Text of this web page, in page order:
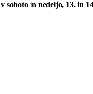
v soboto in nedeljo, 13. in